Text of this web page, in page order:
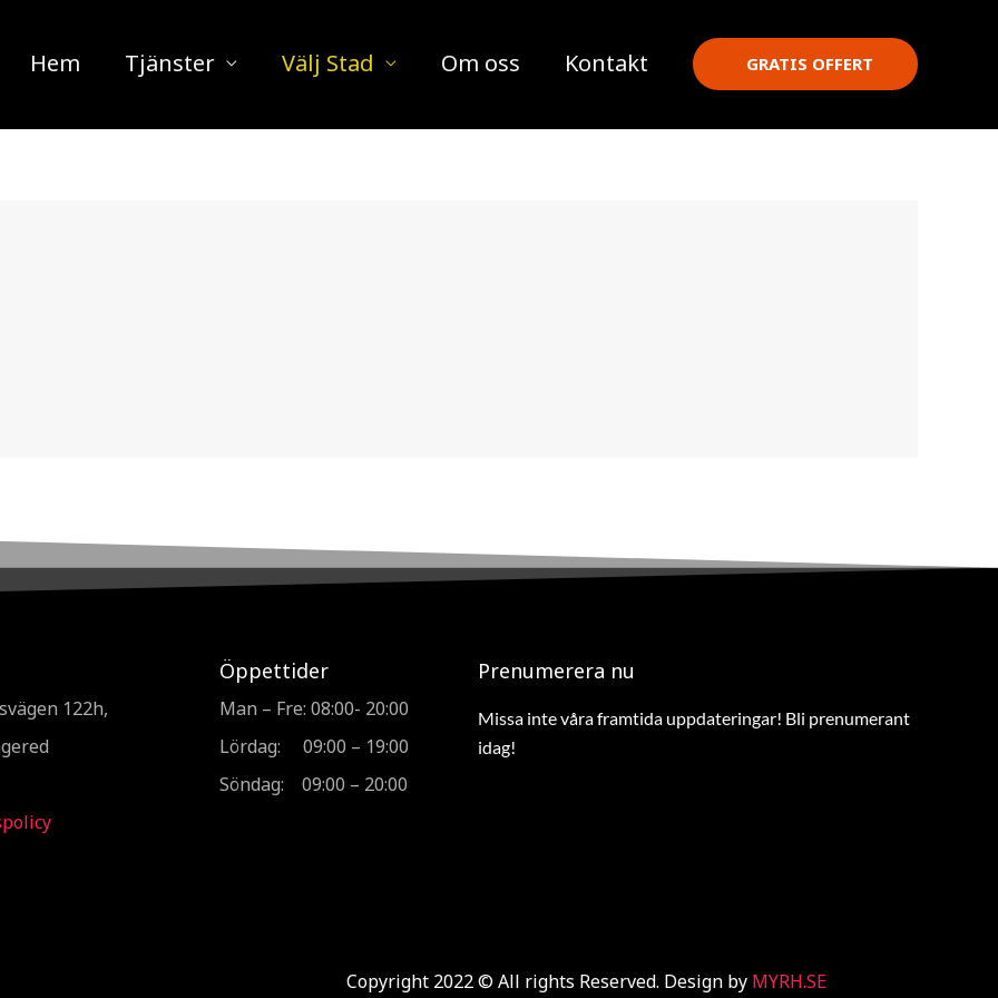
Hem Tjänster Välj Stad Om oss Kontakt GRATIS OFFERT
122h,
Öppettider
Man – Fre: 08:00- 20:00
Lördag: 09:00 – 19:00
Söndag: 09:00 – 20:00
Prenumerera nu
Missa inte våra framtida uppdateringar! Bli prenumerant
idag!
Copyright 2022 © All rights Reserved. Design by MYRH.SE